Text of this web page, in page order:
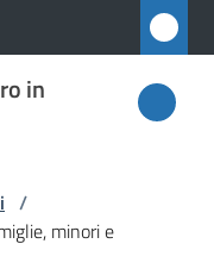
in
/
minori e